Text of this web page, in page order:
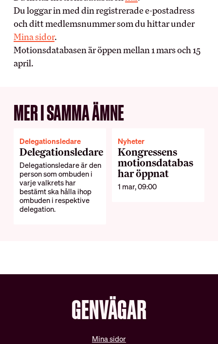
Vanliga frågor
DIN LÖN
Pension
Ungdomslöner
OM HRF
Kontakt
Vår organisation
Teckna kollektivavtal
Förhandling
Everything related to your
Du loggar in med din registrerade e-postadress
och ditt medlemsnummer som du hittar under
Mina sidor.
Motionsdatabasen är öppen mellan 1 mars och 15
april.
MER I SAMMA ÄMNE
Delegationsledare
Delegationsledare
Delegationsledare är den
person som ombuden i
varje valkrets har
bestämt ska hålla ihop
ombuden i respektive
delegation.
Nyheter
Kongressens
motionsdatabas
har öppnat
1 mar, 09:00
GENVÄGAR
Mina sidor